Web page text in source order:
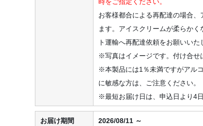
時をご指定ください。
お客様都合による再配達の場合
ます。アイスクリームが柔らか
ト運輸へ再配達依頼をお願いいた
※写真はイメージです。付け合せ
※本製品には1％未満ですがアル
に敏感な方は、ご注意ください。
※最短お届け日は、申込日より4
お届け期間 2026/08/11 ～